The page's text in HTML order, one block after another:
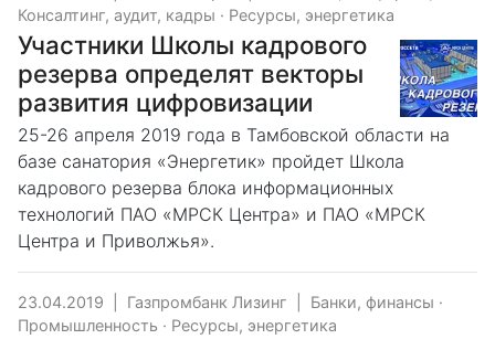
Консалтинг, аудит, кадры · Ресурсы, энергетика
Участники Школы кадрового
резерва определят векторы
развития цифровизации
25-26 апреля 2019 года в Тамбовской области на
базе санатория «Энергетик» пройдет Школа
кадрового резерва блока информационных
технологий ПАО «МРСК Центра» и ПАО «МРСК
Центра и Приволжья».
23.04.2019 Газпромбанк Лизинг Банки, финансы ·
Промышленность · Ресурсы, энергетика